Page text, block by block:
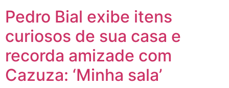
Pedro Bial exibe itens
curiosos de sua casa e
recorda amizade com
Cazuza: ‘Minha sala’